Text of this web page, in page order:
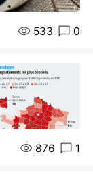
533 0
876 1